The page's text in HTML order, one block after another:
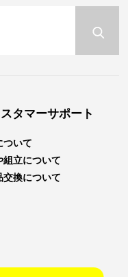
タマーサポート
ついて
組立について
交換について